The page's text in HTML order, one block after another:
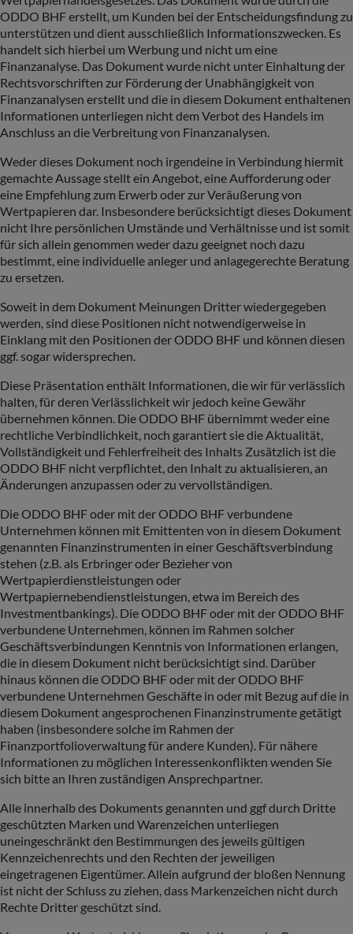
ODDO BHF erstellt, um Kunden bei der Entscheidungsfindung zu
unterstützen und dient ausschließlich Informationszwecken. Es
handelt sich hierbei um Werbung und nicht um eine
Finanzanalyse. Das Dokument wurde nicht unter Einhaltung der
Rechtsvorschriften zur Förderung der Unabhängigkeit von
Finanzanalysen erstellt und die in diesem Dokument enthaltenen
Informationen unterliegen nicht dem Verbot des Handels im
Anschluss an die Verbreitung von Finanzanalysen.
Weder dieses Dokument noch irgendeine in Verbindung hiermit
gemachte Aussage stellt ein Angebot, eine Aufforderung oder
eine Empfehlung zum Erwerb oder zur Veräußerung von
Wertpapieren dar. Insbesondere berücksichtigt dieses Dokument
nicht Ihre persönlichen Umstände und Verhältnisse und ist somit
für sich allein genommen weder dazu geeignet noch dazu
bestimmt, eine individuelle anleger und anlagegerechte Beratung
zu ersetzen.
Soweit in dem Dokument Meinungen Dritter wiedergegeben
werden, sind diese Positionen nicht notwendigerweise in
Einklang mit den Positionen der ODDO BHF und können diesen
ggf. sogar widersprechen.
Diese Präsentation enthält Informationen, die wir für verlässlich
halten, für deren Verlässlichkeit wir jedoch keine Gewähr
übernehmen können. Die ODDO BHF übernimmt weder eine
rechtliche Verbindlichkeit, noch garantiert sie die Aktualität,
Vollständigkeit und Fehlerfreiheit des Inhalts Zusätzlich ist die
ODDO BHF nicht verpflichtet, den Inhalt zu aktualisieren, an
Änderungen anzupassen oder zu vervollständigen.
Die ODDO BHF oder mit der ODDO BHF verbundene
Unternehmen können mit Emittenten von in diesem Dokument
genannten Finanzinstrumenten in einer Geschäftsverbindung
stehen (z.B. als Erbringer oder Bezieher von
Wertpapierdienstleistungen oder
Wertpapiernebendienstleistungen, etwa im Bereich des
Investmentbankings). Die ODDO BHF oder mit der ODDO BHF
verbundene Unternehmen, können im Rahmen solcher
Geschäftsverbindungen Kenntnis von Informationen erlangen,
die in diesem Dokument nicht berücksichtigt sind. Darüber
hinaus können die ODDO BHF oder mit der ODDO BHF
verbundene Unternehmen Geschäfte in oder mit Bezug auf die in
diesem Dokument angesprochenen Finanzinstrumente getätigt
haben (insbesondere solche im Rahmen der
Finanzportfolioverwaltung für andere Kunden). Für nähere
Informationen zu möglichen Interessenkonflikten wenden Sie
sich bitte an Ihren zuständigen Ansprechpartner.
Alle innerhalb des Dokuments genannten und ggf durch Dritte
geschützten Marken und Warenzeichen unterliegen
uneingeschränkt den Bestimmungen des jeweils gültigen
Kennzeichenrechts und den Rechten der jeweiligen
eingetragenen Eigentümer. Allein aufgrund der bloßen Nennung
ist nicht der Schluss zu ziehen, dass Markenzeichen nicht durch
Rechte Dritter geschützt sind.